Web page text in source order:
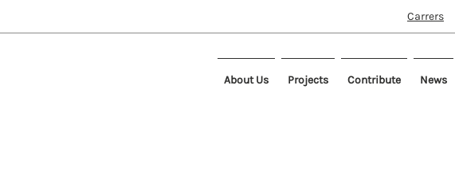
Carrers
About Us Projects Contribute News